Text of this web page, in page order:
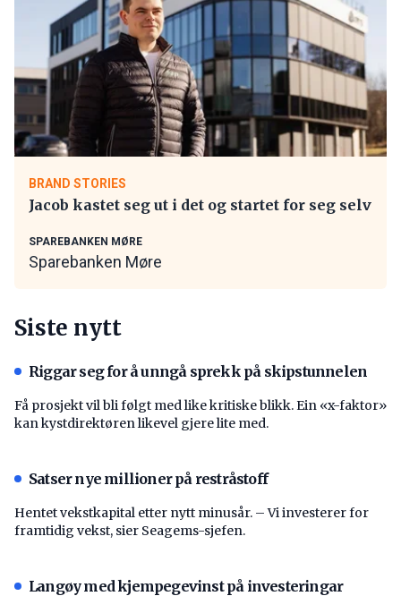
BRAND STORIES
Jacob kastet seg ut i det og startet for seg selv
SPAREBANKEN MØRE
Sparebanken Møre
Siste nytt
Riggar seg for å unngå sprekk på skipstunnelen
Få prosjekt vil bli følgt med like kritiske blikk. Ein «x-faktor»
kan kystdirektøren likevel gjere lite med.
Satser nye millioner på restråstoff
Hentet vekstkapital etter nytt minusår. – Vi investerer for
framtidig vekst, sier Seagems-sjefen.
Langøy med kjempegevinst på investeringar